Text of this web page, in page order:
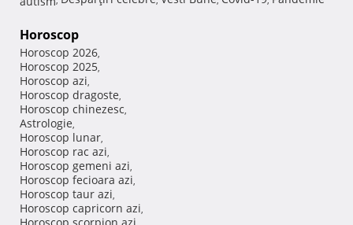
Horoscop
Horoscop 2026,
Horoscop 2025,
Horoscop azi,
Horoscop dragoste,
Horoscop chinezesc,
Astrologie,
Horoscop lunar,
Horoscop rac azi,
Horoscop gemeni azi,
Horoscop fecioara azi,
Horoscop taur azi,
Horoscop capricorn azi,